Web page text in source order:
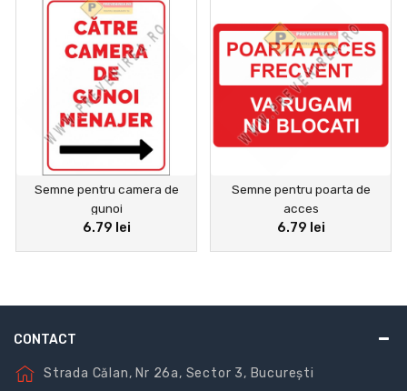
Semne pentru camera de
gunoi
6.79 lei
Semne pentru poarta de
acces
6.79 lei
CONTACT
Strada Călan, Nr 26a, Sector 3, București